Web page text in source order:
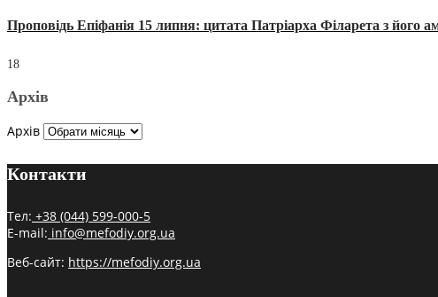
Проповідь Епіфанія 15 липня: цитата Патріарха Філарета з його
18
Архів
Архів
Контакти
Тел: +38 (044) 599-000-5
E-mail: info@mefodiy.org.ua
Веб-сайт: https://mefodiy.org.ua